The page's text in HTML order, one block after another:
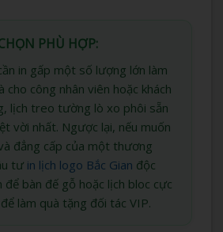
PHÙ HỢP:
in gấp một số lượng lớn làm
cho công nhân viên hoặc khách
lịch treo tường lò xo phôi sẵn
vời nhất. Ngược lại, nếu muốn
đẳng cấp của một thương
tư in lịch logo Bắc Gian độc
để bàn đế gỗ hoặc lịch bloc cực
làm quà tặng đối tác VIP.